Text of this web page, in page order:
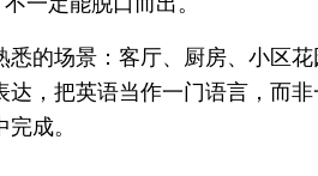
的场景：客厅、厨房、小区
，把英语当作一门语言，而
成。